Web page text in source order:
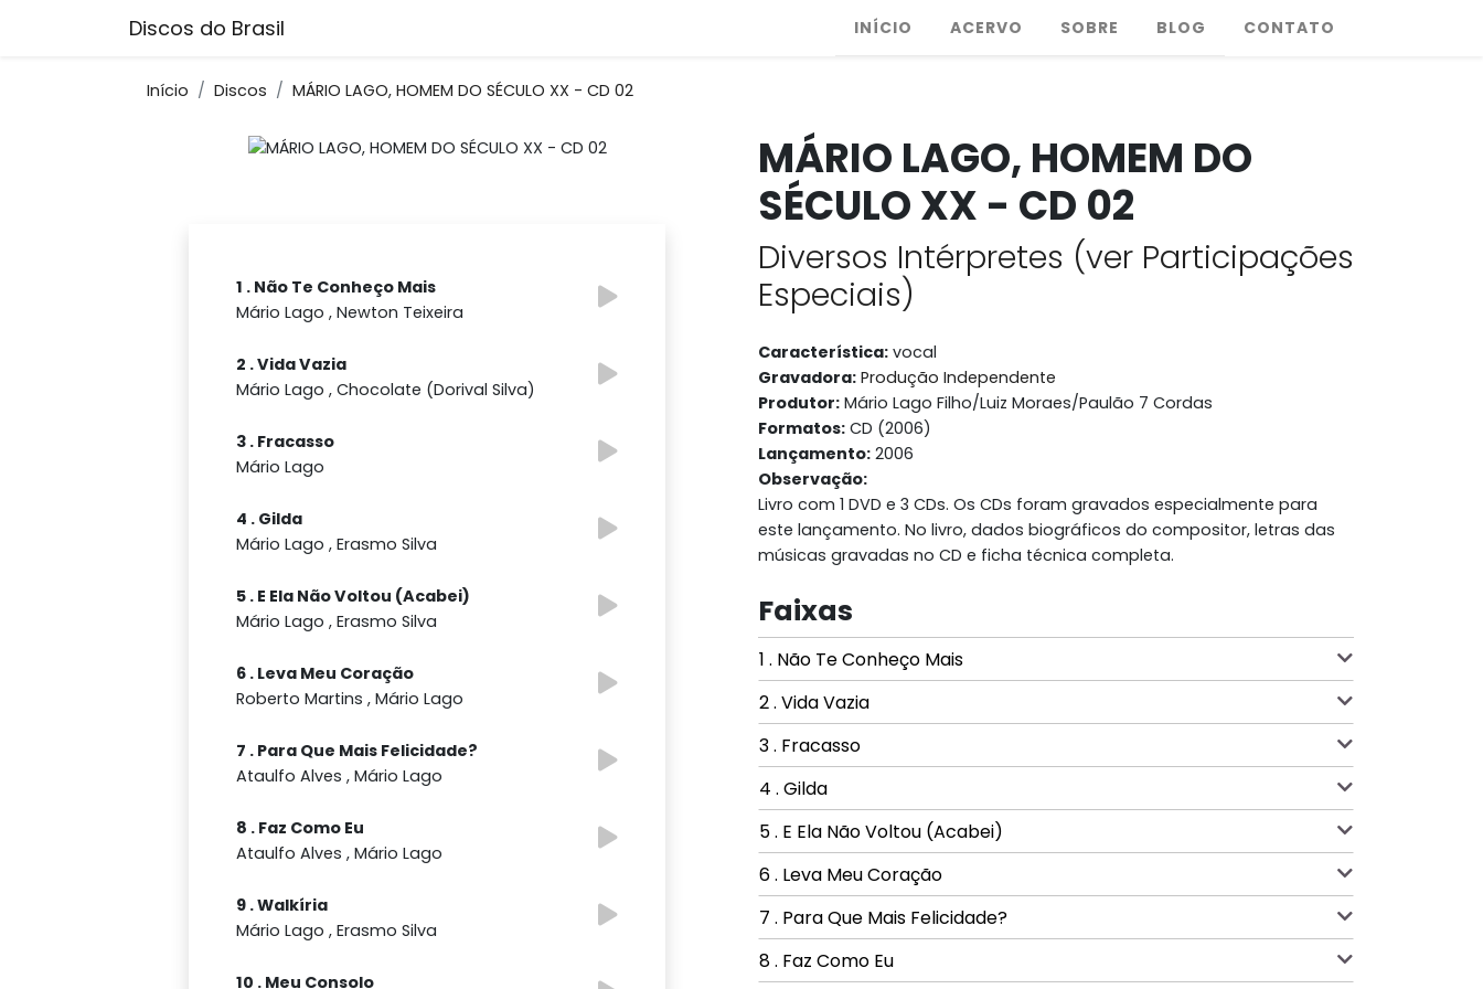
Discos do Brasil INÍCIO ACERVO SOBRE BLOG CONTATO
Início Discos MÁRIO LAGO, HOMEM DO SÉCULO XX - CD 02
1 . Não Te Conheço Mais
Mário Lago , Newton Teixeira
2 . Vida Vazia
Mário Lago , Chocolate (Dorival Silva)
3 . Fracasso
Mário Lago
4 . Gilda
Mário Lago , Erasmo Silva
5 . E Ela Não Voltou (Acabei)
Mário Lago , Erasmo Silva
6 . Leva Meu Coração
Roberto Martins , Mário Lago
7 . Para Que Mais Felicidade?
Ataulfo Alves , Mário Lago
8 . Faz Como Eu
Ataulfo Alves , Mário Lago
9 . Walkíria
Mário Lago , Erasmo Silva
10 . Meu Consolo
MÁRIO LAGO, HOMEM DO
SÉCULO XX - CD 02
Diversos Intérpretes (ver Participações
Especiais)
Característica: vocal
Gravadora: Produção Independente
Produtor: Mário Lago Filho/Luiz Moraes/Paulão 7 Cordas
Formatos: CD (2006)
Lançamento: 2006
Observação:
Livro com 1 DVD e 3 CDs. Os CDs foram gravados especialmente para
este lançamento. No livro, dados biográficos do compositor, letras das
músicas gravadas no CD e ficha técnica completa.
Faixas
1 . Não Te Conheço Mais
2 . Vida Vazia
3 . Fracasso
4 . Gilda
5 . E Ela Não Voltou (Acabei)
6 . Leva Meu Coração
7 . Para Que Mais Felicidade?
8 . Faz Como Eu